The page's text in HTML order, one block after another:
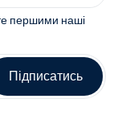
першими наші
Підписатись